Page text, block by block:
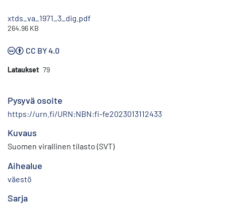
xtds_va_1971_3_dig.pdf
264.96 KB
CC BY 4.0
Lataukset 79
Pysyvä osoite
https://urn.fi/URN:NBN:fi-fe2023013112433
Kuvaus
Suomen virallinen tilasto (SVT)
Aihealue
väestö
Sarja